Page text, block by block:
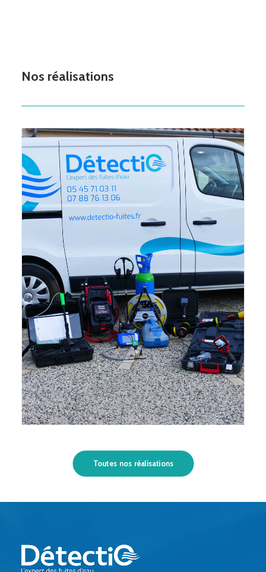
Nos réalisations
Toutes nos réalisations